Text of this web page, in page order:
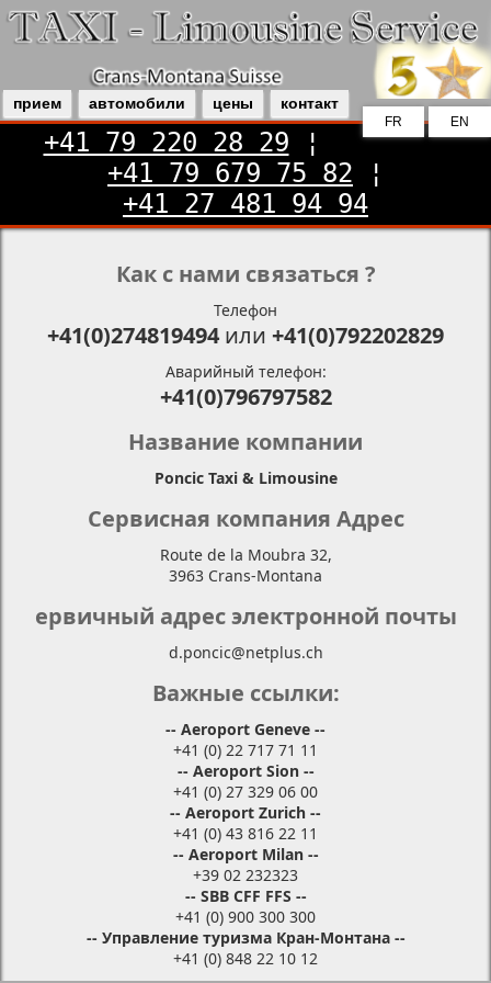
прием автомобили цены контакт
FR EN
+41 79 220 28 29
¦
+41 79 679 75 82
¦
+41 27 481 94 94
Как с нами связаться ?
Телефон
+41(0)274819494 или +41(0)792202829
Аварийный телефон:
+41(0)796797582
Название компании
Poncic Taxi & Limousine
Сервисная компания Адрес
Route de la Moubra 32,
3963 Crans-Montana
ервичный адрес электронной почты
d.poncic@netplus.ch
Важные ссылки:
-- Aeroport Geneve --
+41 (0) 22 717 71 11
-- Aeroport Sion --
+41 (0) 27 329 06 00
-- Aeroport Zurich --
+41 (0) 43 816 22 11
-- Aeroport Milan --
+39 02 232323
-- SBB CFF FFS --
+41 (0) 900 300 300
-- Управление туризма Кран-Монтана --
+41 (0) 848 22 10 12